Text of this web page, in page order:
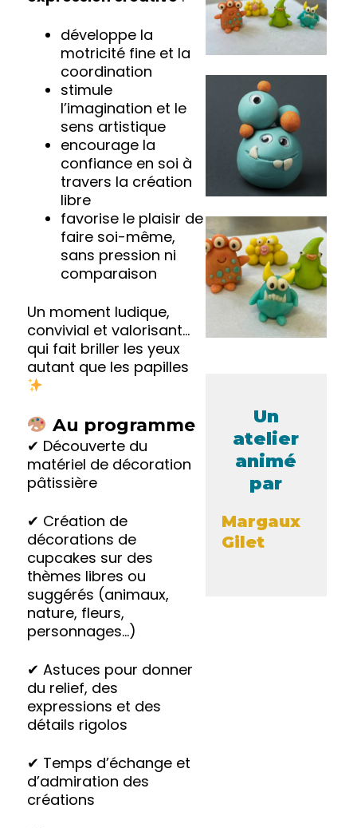
développe la
motricité fine et la
coordination
stimule
l’imagination et le
sens artistique
encourage la
confiance en soi à
travers la création
libre
favorise le plaisir de
faire soi-même,
sans pression ni
comparaison
Un moment ludique,
convivial et valorisant…
qui fait briller les yeux
autant que les papilles
Au programme
✔ Découverte du
matériel de décoration
pâtissière
✔ Création de
décorations de
cupcakes sur des
thèmes libres ou
suggérés (animaux,
nature, fleurs,
personnages…)
✔ Astuces pour donner
du relief, des
expressions et des
détails rigolos
✔ Temps d’échange et
d’admiration des
créations
Un
atelier
animé
par
Margaux
Gilet